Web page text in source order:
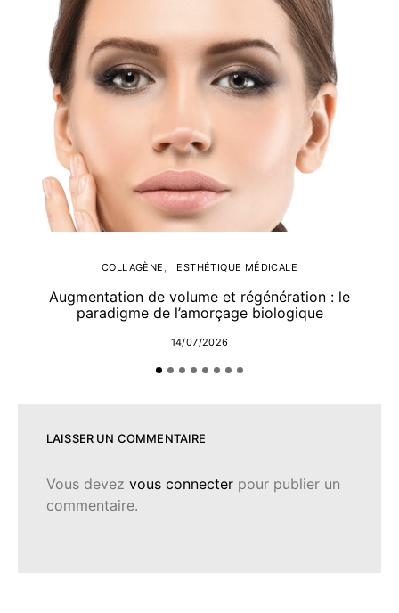
COLLAGÈNE ESTHÉTIQUE MÉDICALE
Augmentation de volume et régénération : le
paradigme de l’amorçage biologique
14/07/2026
LAISSER UN COMMENTAIRE
Vous devez vous connecter pour publier un
commentaire.